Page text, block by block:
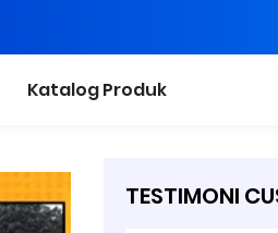
Katalog Produk
TESTIMONI